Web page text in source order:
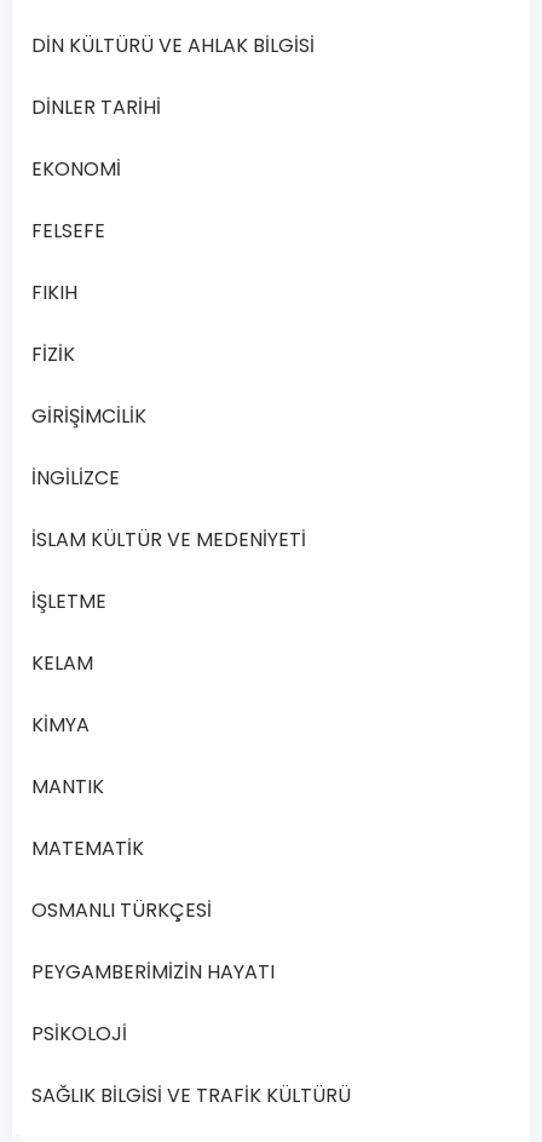
Yönetim
işleten
açısından
alındığında
hangisi
yönetim
değildir?
yönetim
Kişisel
Siyasal
D
Profesyonel
DİN KÜLTÜRÜ VE AHLAK BİLGİSİ
DİNLER TARİHİ
EKONOMİ
FELSEFE
FIKIH
FİZİK
GİRİŞİMCİLİK
İNGİLİZCE
İSLAM KÜLTÜR VE MEDENİYETİ
İŞLETME
KELAM
KİMYA
MANTIK
MATEMATİK
OSMANLI TÜRKÇESİ
PEYGAMBERİMİZİN HAYATI
PSİKOLOJİ
SAĞLIK BİLGİSİ VE TRAFİK KÜLTÜRÜ